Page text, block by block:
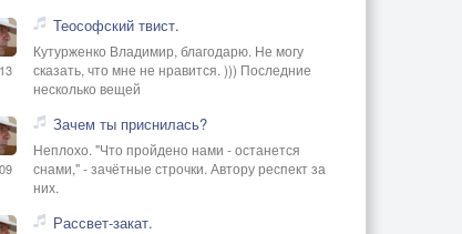
Теософский твист.
Кутурженко Владимир, благодарю. Не могу
сказать, что мне не нравится. ))) Последние
несколько вещей
Зачем ты приснилась?
Неплохо. "Что пройдено нами - останется
снами," - зачётные строчки. Автору респект за
них.
Рассвет-закат.